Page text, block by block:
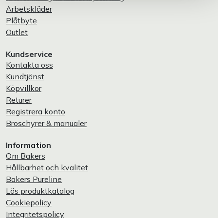
Arbetskläder
Plåtbyte
Outlet
Kundservice
Kontakta oss
Kundtjänst
Köpvillkor
Returer
Registrera konto
Broschyrer & manualer
Information
Om Bakers
Hållbarhet och kvalitet
Bakers Pureline
Läs produktkatalog
Cookiepolicy
Integritetspolicy